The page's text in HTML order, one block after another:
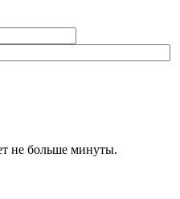
не больше минуты.